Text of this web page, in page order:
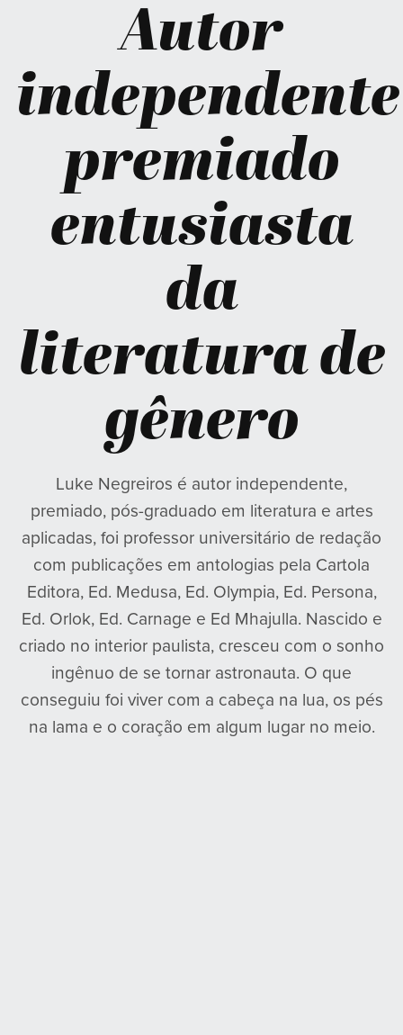
Autor
independente
premiado
entusiasta
da
literatura de
gênero
Luke Negreiros é autor independente,
premiado, pós-graduado em literatura e artes
aplicadas, foi professor universitário de redação
com publicações em antologias pela Cartola
Editora, Ed. Medusa, Ed. Olympia, Ed. Persona,
Ed. Orlok, Ed. Carnage e Ed Mhajulla. Nascido e
criado no interior paulista, cresceu com o sonho
ingênuo de se tornar astronauta. O que
conseguiu foi viver com a cabeça na lua, os pés
na lama e o coração em algum lugar no meio.